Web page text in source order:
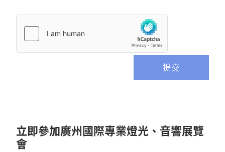
提交
立即參加廣州國際專業燈光、音響展覽
會